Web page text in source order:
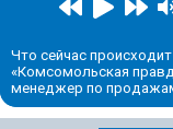
Что сейчас
«Комсомольская
менеджер по